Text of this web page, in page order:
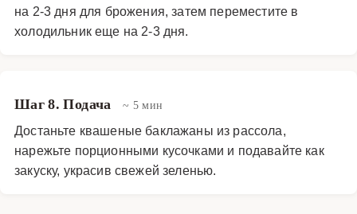
на 2-3 дня для брожения, затем переместите в
холодильник еще на 2-3 дня.
Шаг 8. Подача ~ 5 мин
Достаньте квашеные баклажаны из рассола,
нарежьте порционными кусочками и подавайте как
закуску, украсив свежей зеленью.